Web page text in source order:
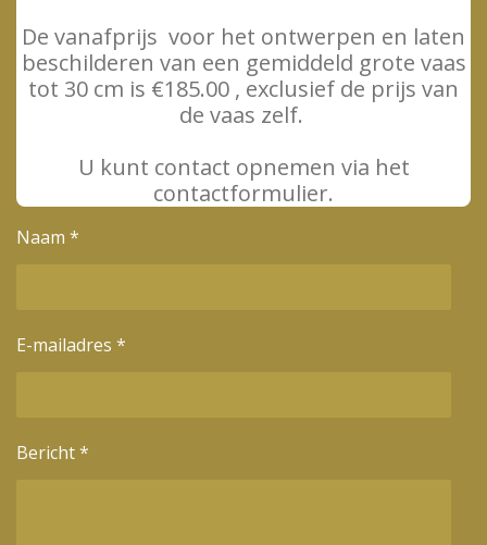
De vanafprijs voor het ontwerpen en laten
beschilderen van een gemiddeld grote vaas
tot 30 cm is €185.00 , exclusief de prijs van
de vaas zelf.
U kunt contact opnemen via het
contactformulier.
Naam *
E-mailadres *
Bericht *